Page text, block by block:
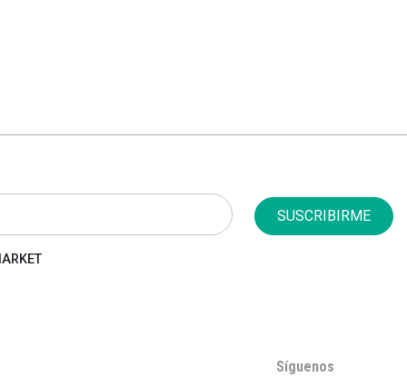
SUSCRIBIRME
Síguenos